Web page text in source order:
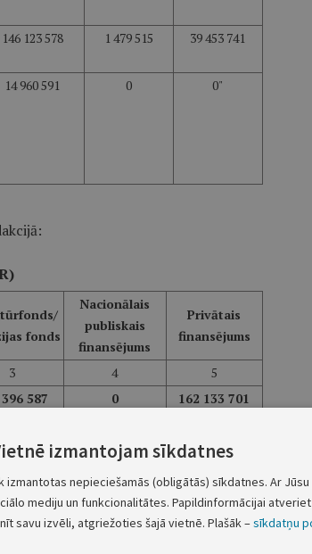
146 123 578 1 479 515 39 453 741
14 960 591 0 0"
fonds
Nacionālais
publiskais
finansējums
Privātais
finansējums
3 4
5
587 0
162 133 701
23 408 000
izmantojam sīkdatnes
nepieciešamās (obligātās) sīkdatnes. Ar
mediju un funkcionalitātes. Papildinformācijai
savu izvēli, atgriežoties šajā vietnē. Plašāk –sīkdatņu